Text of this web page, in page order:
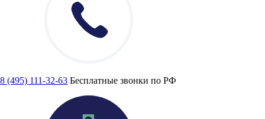
8 (495) 111-32-63 Бесплатные звонки по РФ